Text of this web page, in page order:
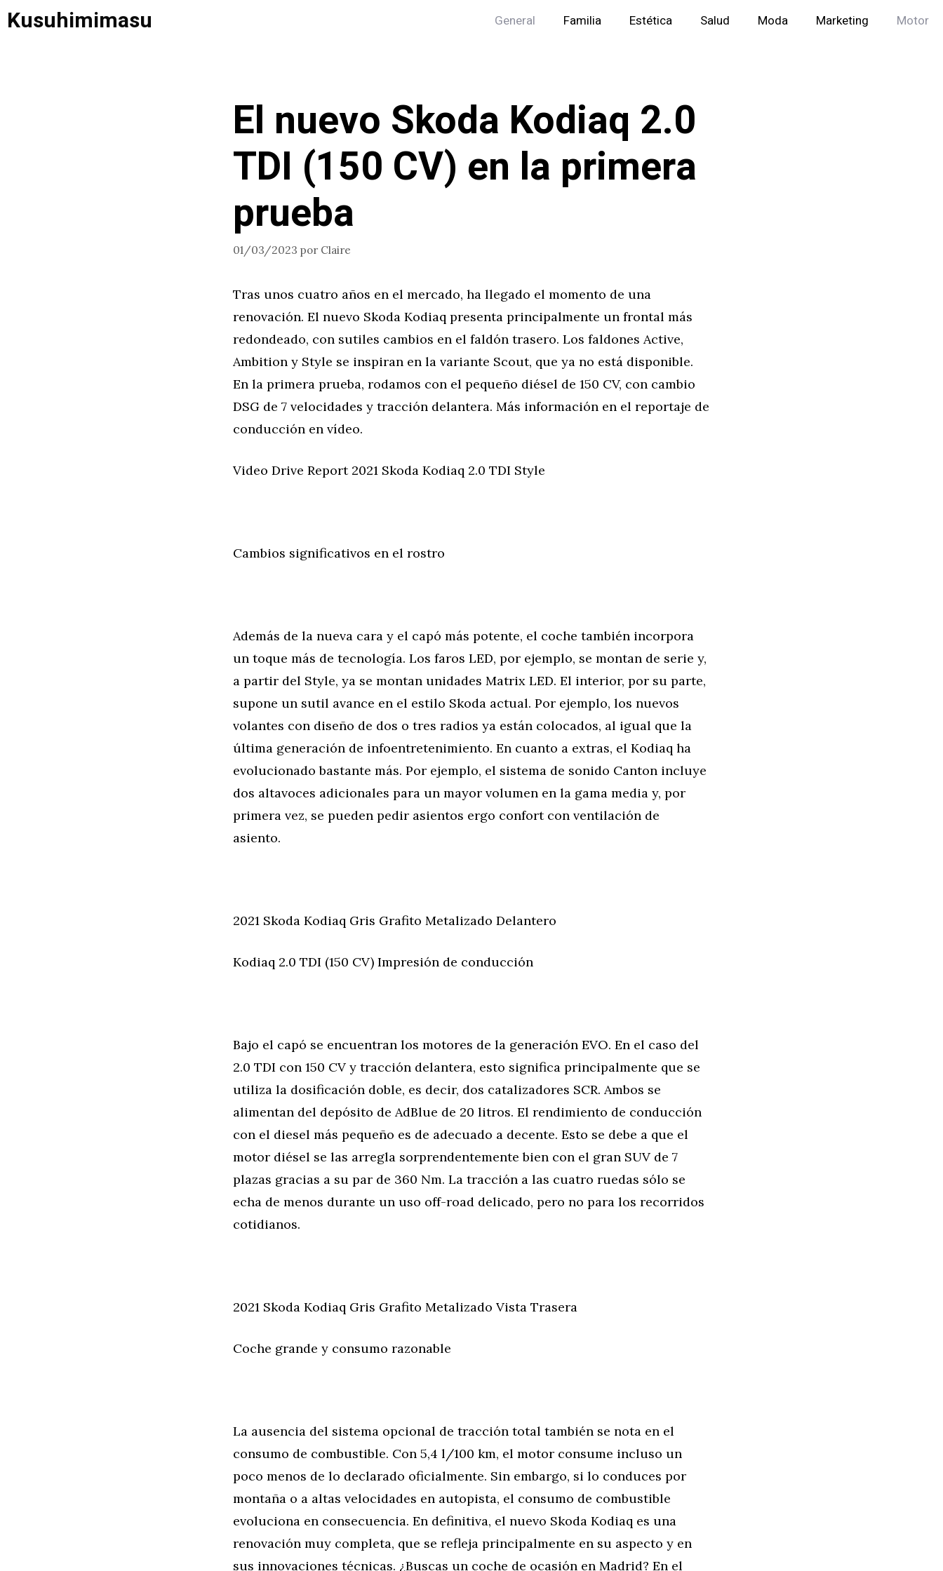
Saltar
alKusuhimimasu General Familia Estética Salud Moda Marketing Motor
El nuevo Skoda Kodiaq 2.0
TDI (150 CV) en la primera
prueba
01/03/2023 por Claire
Tras unos cuatro años en el mercado, ha llegado el momento de una
renovación. El nuevo Skoda Kodiaq presenta principalmente un frontal más
redondeado, con sutiles cambios en el faldón trasero. Los faldones Active,
Ambition y Style se inspiran en la variante Scout, que ya no está disponible.
En la primera prueba, rodamos con el pequeño diésel de 150 CV, con cambio
DSG de 7 velocidades y tracción delantera. Más información en el reportaje de
conducción en vídeo.
Video Drive Report 2021 Skoda Kodiaq 2.0 TDI Style
Cambios significativos en el rostro
Además de la nueva cara y el capó más potente, el coche también incorpora
un toque más de tecnología. Los faros LED, por ejemplo, se montan de serie y,
a partir del Style, ya se montan unidades Matrix LED. El interior, por su parte,
supone un sutil avance en el estilo Skoda actual. Por ejemplo, los nuevos
volantes con diseño de dos o tres radios ya están colocados, al igual que la
última generación de infoentretenimiento. En cuanto a extras, el Kodiaq ha
evolucionado bastante más. Por ejemplo, el sistema de sonido Canton incluye
dos altavoces adicionales para un mayor volumen en la gama media y, por
primera vez, se pueden pedir asientos ergo confort con ventilación de
asiento.
2021 Skoda Kodiaq Gris Grafito Metalizado Delantero
Kodiaq 2.0 TDI (150 CV) Impresión de conducción
Bajo el capó se encuentran los motores de la generación EVO. En el caso del
2.0 TDI con 150 CV y tracción delantera, esto significa principalmente que se
utiliza la dosificación doble, es decir, dos catalizadores SCR. Ambos se
alimentan del depósito de AdBlue de 20 litros. El rendimiento de conducción
con el diesel más pequeño es de adecuado a decente. Esto se debe a que el
motor diésel se las arregla sorprendentemente bien con el gran SUV de 7
plazas gracias a su par de 360 Nm. La tracción a las cuatro ruedas sólo se
echa de menos durante un uso off-road delicado, pero no para los recorridos
cotidianos.
2021 Skoda Kodiaq Gris Grafito Metalizado Vista Trasera
Coche grande y consumo razonable
La ausencia del sistema opcional de tracción total también se nota en el
consumo de combustible. Con 5,4 l/100 km, el motor consume incluso un
poco menos de lo declarado oficialmente. Sin embargo, si lo conduces por
montaña o a altas velocidades en autopista, el consumo de combustible
evoluciona en consecuencia. En definitiva, el nuevo Skoda Kodiaq es una
renovación muy completa, que se refleja principalmente en su aspecto y en
sus innovaciones técnicas. ¿Buscas un coche de ocasión en Madrid? En el